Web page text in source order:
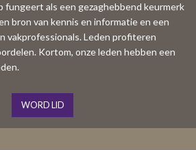
fungeert als een gezaghebbend keurmerk
bron van kennis en informatie en een
vakprofessionals. Leden profiteren
Kortom, onze leden hebben een
WORD LID